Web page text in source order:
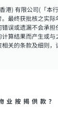
港) 有限公司(「本
最终获批核之实
误或遗漏不会承
算结果而产生或
关的条款及细则，
业按揭供款？